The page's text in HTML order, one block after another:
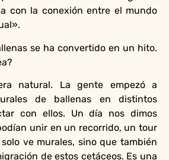
con la conexión entre el mundo
se ha convertido en un hito.
natural. La gente empezó a
de ballenas en distintos
con ellos. Un día nos dimos
unir en un recorrido, un tour
ve murales, sino que también
de estos cetáceos. Es una